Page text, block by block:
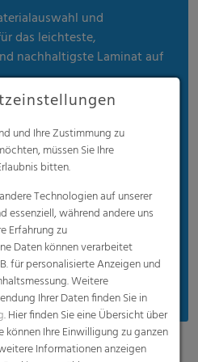
und
das leichteste,
nachhaltigste Laminat auf
und Ihre Zustimmung zu
müssen Sie Ihre
bitten.
Technologien auf unserer
essenziell, während andere uns
Erfahrung zu
Daten können verarbeitet
für personalisierte Anzeigen und
Weitere
Ihrer Daten finden Sie in
. Hier finden Sie eine Übersicht über
können Ihre Einwilligung zu ganzen
Informationen anzeigen